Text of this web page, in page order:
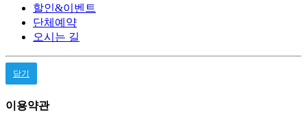
할인&이벤트
단체예약
오시는 길
닫기
이용약관